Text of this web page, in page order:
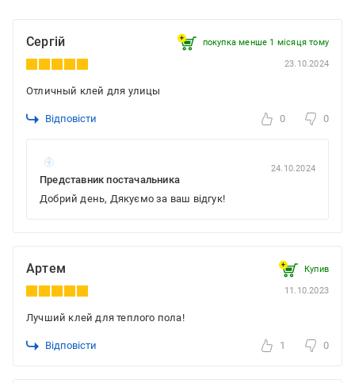
Сергій покупка менше 1 місяця томy
23.10.2024
Отличный клей для улицы
Відповісти 0 0
Представник постачальника
24.10.2024
Добрий день, Дякуємо за ваш відгук!
Артем Купив
11.10.2023
Лучший клей для теплого пола!
Відповісти 1 0